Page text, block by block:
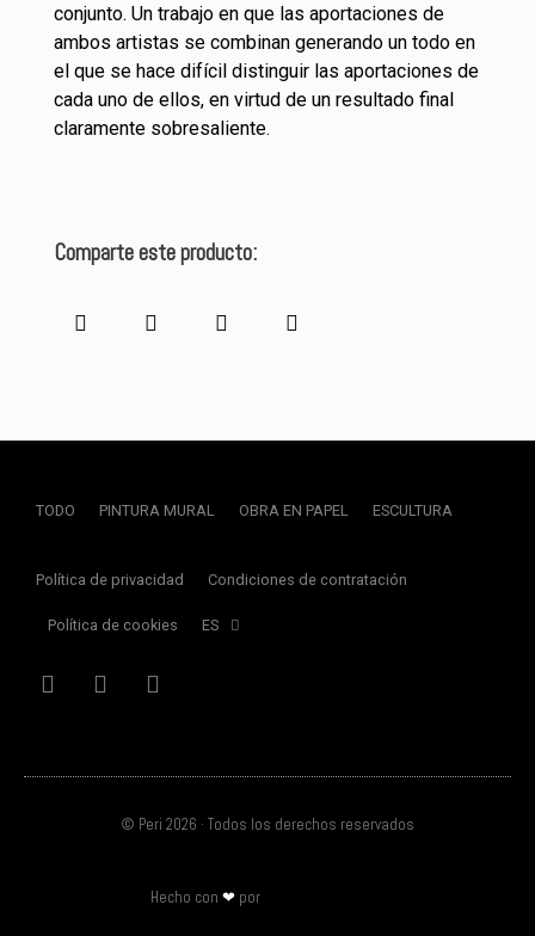
conjunto. Un trabajo en que las aportaciones de
ambos artistas se combinan generando un todo en
el que se hace difícil distinguir las aportaciones de
cada uno de ellos, en virtud de un resultado final
claramente sobresaliente.
Comparte este producto:
TODO PINTURA MURAL OBRA EN PAPEL ESCULTURA
Política de privacidad Condiciones de contratación
Política de cookies ES
© Peri 2026 · Todos los derechos reservados
Hecho con ❤ por